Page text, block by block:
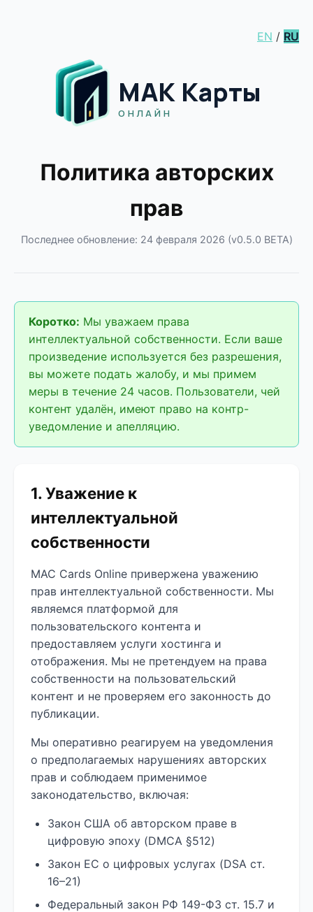
EN / RU
МАК Карты
ОНЛАЙН
Политика авторских
прав
Последнее обновление: 24 февраля 2026 (v0.5.0 BETA)
Коротко: Мы уважаем права
интеллектуальной собственности. Если ваше
произведение используется без разрешения,
вы можете подать жалобу, и мы примем
меры в течение 24 часов. Пользователи, чей
контент удалён, имеют право на контр-
уведомление и апелляцию.
1. Уважение к
интеллектуальной
собственности
MAC Cards Online привержена уважению
прав интеллектуальной собственности. Мы
являемся платформой для
пользовательского контента и
предоставляем услуги хостинга и
отображения. Мы не претендуем на права
собственности на пользовательский
контент и не проверяем его законность до
публикации.
Мы оперативно реагируем на уведомления
о предполагаемых нарушениях авторских
прав и соблюдаем применимое
законодательство, включая:
Закон США об авторском праве в
цифровую эпоху (DMCA §512)
Закон ЕС о цифровых услугах (DSA ст.
16–21)
Федеральный закон РФ 149-ФЗ ст. 15.7 и